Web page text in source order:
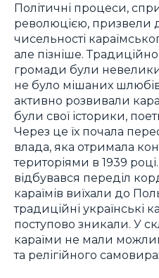
Політичні процеси,
революцією, призвели
чисельності
але пізніше. Традиційно
громади були
не було мішаних
активно розвивали
були свої історики,
Через це їх почала
влада, яка отримала
територіями в 1939
відбувався переділ
караїмів виїхали до
традиційні українські
поступово зникали. У
караїми не мали
та релігійного